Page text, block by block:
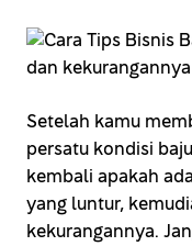
Setelah kamu
persatu kondisi
kembali apakah
yang luntur,
kekurangannya.